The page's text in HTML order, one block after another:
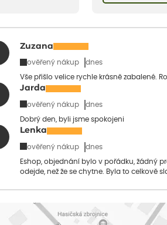
Zuzana
ověřený nákup dnes
Vše přišlo velice rychle krásně zabalené.
Jarda
ověřený nákup dnes
Dobrý den, byli jsme spokojeni
Lenka
ověřený nákup dnes
Eshop, objednání bylo v pořádku, žádný
odejde, než že se chytne. Byla to celkově